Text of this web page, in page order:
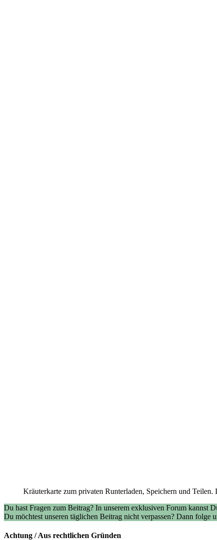
Kräuterkarte zum privaten Runterladen, Speichern und
Du hast Fragen zum Beitrag? In unserem exklusiven Forum kannst
Du möchtest unseren täglichen Beitrag nicht verpassen? Dann folge
Achtung / Aus rechtlichen Gründen